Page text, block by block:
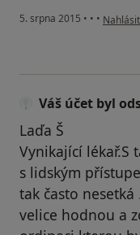
5. srpna 2015 • • • podle
Váš účet byl
Laďa Š
Vynikající lékař.S
s lidským
tak často
velice hodnou a